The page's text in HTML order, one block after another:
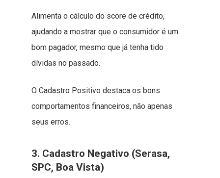
Alimenta o cálculo do score de crédito,
ajudando a mostrar que o consumidor é um
bom pagador, mesmo que já tenha tido
dívidas no passado.
O Cadastro Positivo destaca os bons
comportamentos financeiros, não apenas
seus erros.
3. Cadastro Negativo (Serasa,
SPC, Boa Vista)